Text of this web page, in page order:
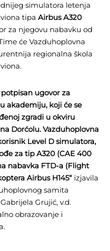
simulatora letenja
tipa Airbus A320
za njegovu nabavku od
će Vazduhoplovna
regionalna škola
ugovor za
akademiju, koji će se
zgradi u okviru
Dorćolu. Vazduhoplovna
Level D simulatora,
za tip A320 (CAE 400
nabavka FTD-a (Flight
Airbus H145“ izjavila
samita
Grujić, v.d.
obrazovanje i